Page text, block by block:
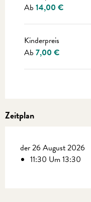
Ab 14,00 €
Kinderpreis
Ab 7,00 €
Zeitplan
der 26 August 2026
11:30 Um 13:30